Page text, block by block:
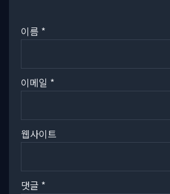
이름 *
이메일 *
웹사이트
댓글 *